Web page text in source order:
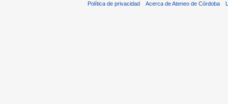
Política de privacidad Acerca de Ateneo de Córdoba